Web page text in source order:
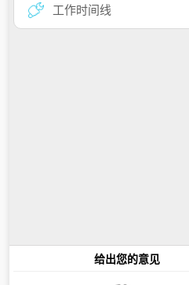
工作时间线
给出您的意见